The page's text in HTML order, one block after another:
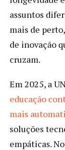
assuntos
mais de
de inovação
cruzam.
Em 2025, a
educação
mais
soluções
empáticas.